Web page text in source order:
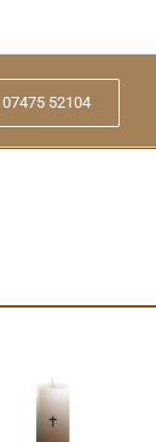
07475 52104